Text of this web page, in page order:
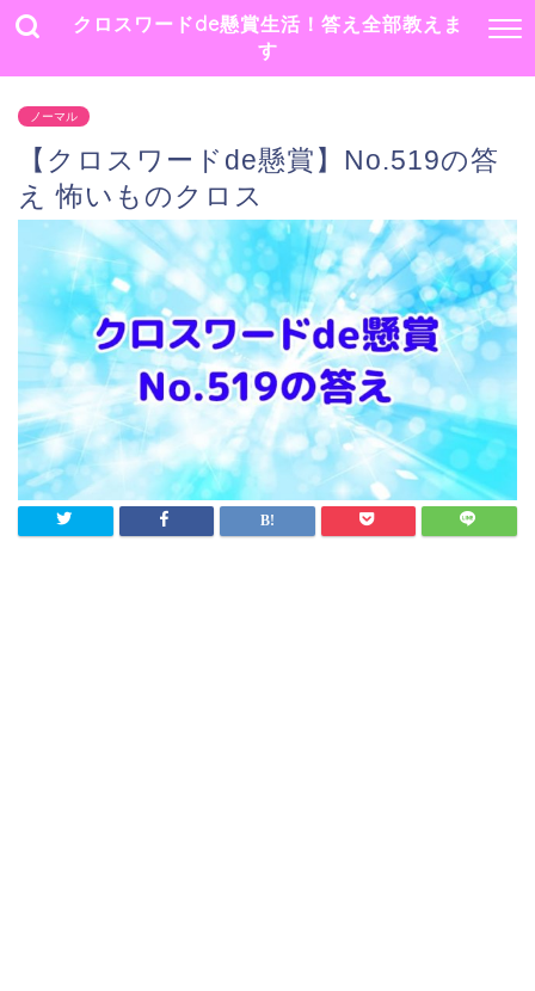
クロスワードde懸賞生活！答え全部教えま
す
ノーマル
【クロスワードde懸賞】No.519の答
え 怖いものクロス